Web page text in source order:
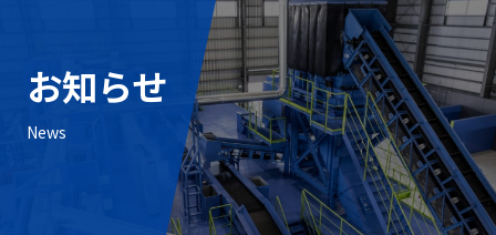
お知らせ
News